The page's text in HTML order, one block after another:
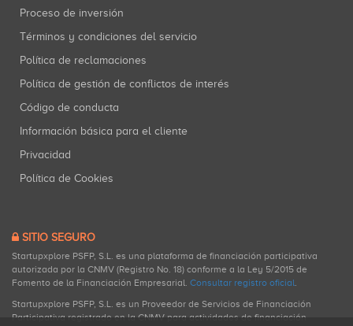
Proceso de inversión
Términos y condiciones del servicio
Política de reclamaciones
Política de gestión de conflictos de interés
Código de conducta
Información básica para el cliente
Privacidad
Política de Cookies
SITIO SEGURO
Startupxplore PSFP, S.L. es una plataforma de financiación participativa
autorizada por la CNMV (Registro No. 18) conforme a la Ley 5/2015 de
Fomento de la Financiación Empresarial. Consultar registro oficial.
Startupxplore PSFP, S.L. es un Proveedor de Servicios de Financiación
Participativa registrado en la CNMV para actividades de financiación